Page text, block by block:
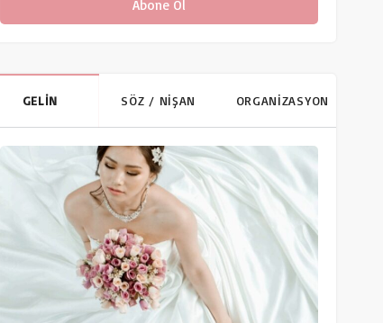
GELİN SÖZ / NİŞAN ORGANİZASYON